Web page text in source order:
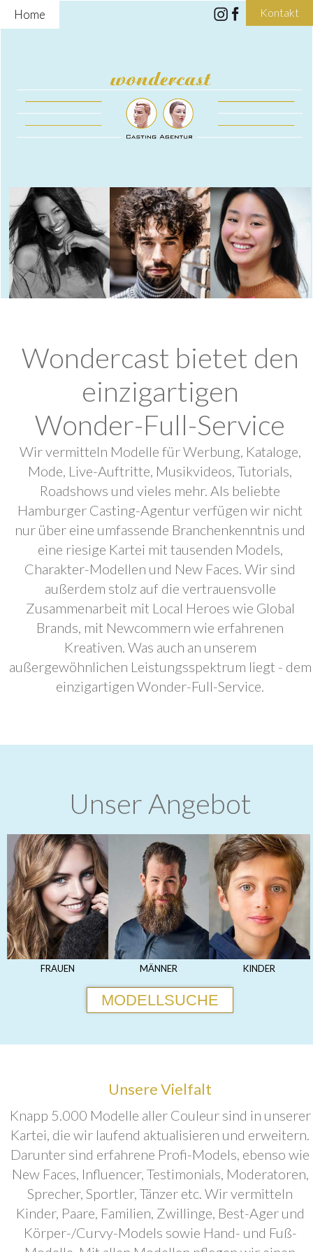
Home Kontakt
Wondercast bietet den
einzigartigen
Wonder-Full-Service
Wir vermitteln Modelle für Werbung, Kataloge,
Mode, Live-Auftritte, Musikvideos, Tutorials,
Roadshows und vieles mehr. Als beliebte
Hamburger Casting-Agentur verfügen wir nicht
nur über eine umfassende Branchenkenntnis und
eine riesige Kartei mit tausenden Models,
Charakter-Modellen und New Faces. Wir sind
außerdem stolz auf die vertrauensvolle
Zusammenarbeit mit Local Heroes wie Global
Brands, mit Newcommern wie erfahrenen
Kreativen. Was auch an unserem
außergewöhnlichen Leistungsspektrum liegt - dem
einzigartigen Wonder-Full-Service.
Unser Angebot
FRAUEN MÄNNER KINDER
MODELLSUCHE
Unsere Vielfalt
Knapp 5.000 Modelle aller Couleur sind in unserer
Kartei, die wir laufend aktualisieren und erweitern.
Darunter sind erfahrene Profi-Models, ebenso wie
New Faces, Influencer, Testimonials, Moderatoren,
Sprecher, Sportler, Tänzer etc. Wir vermitteln
Kinder, Paare, Familien, Zwillinge, Best-Ager und
Körper-/Curvy-Models sowie Hand- und Fuß-